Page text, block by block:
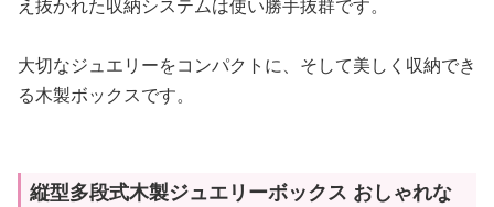
え抜かれた収納システムは使い勝手抜群です。
大切なジュエリーをコンパクトに、そして美しく収納でき
る木製ボックスです。
縦型多段式木製ジュエリーボックス おしゃれな